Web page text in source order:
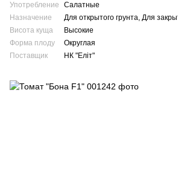
Употребление
Салатные
Назначение
Для открытого грунта, Для
Висота куща
Высокие
Форма плоду
Округлая
Поставщик
НК "Еліт"